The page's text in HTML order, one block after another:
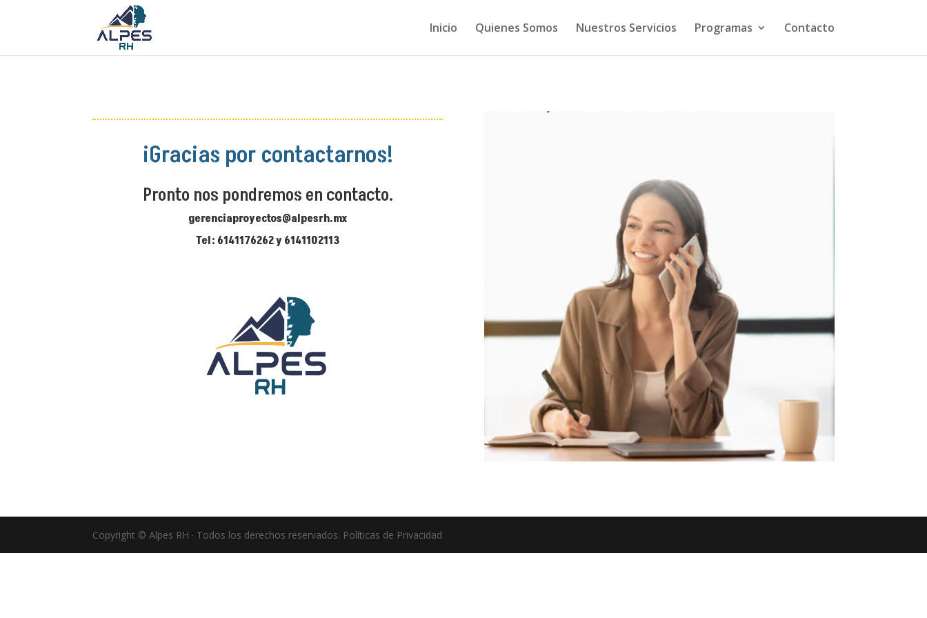
Inicio Quienes Somos Nuestros Servicios Programas Contacto
¡Gracias por contactarnos!
Pronto nos pondremos en contacto.
gerenciaproyectos@alpesrh.mx
Tel: 6141176262 y 6141102113
Copyright © Alpes RH · Todos los derechos reservados. Políticas de Privacidad